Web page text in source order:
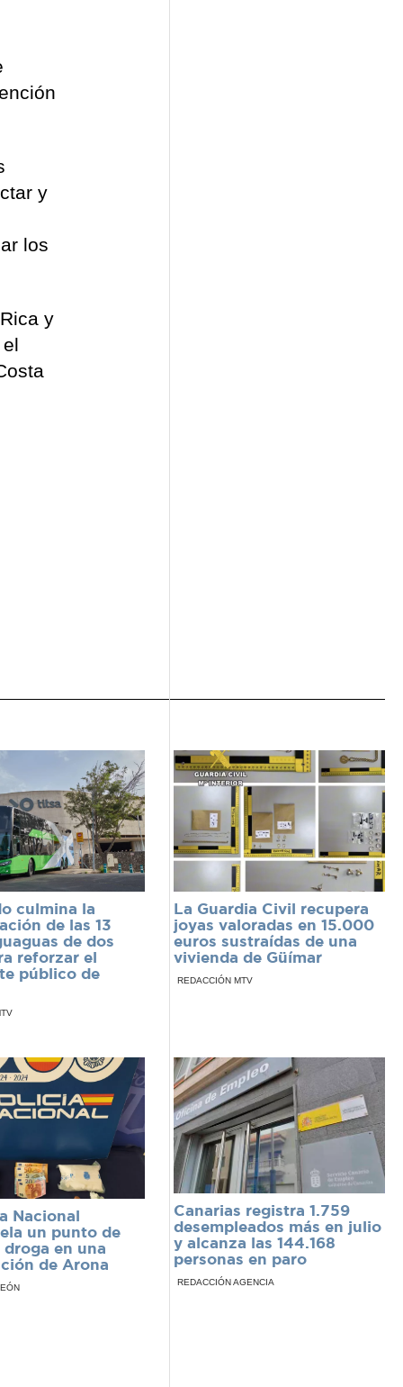
y
los
y
culmina la
de las 13
de dos
reforzar el
público de
La Guardia Civil recupera
joyas valoradas en 15.000
euros sustraídas de una
vivienda de Güímar
REDACCIÓN MTV
Nacional
un punto de
en una
de Arona
Canarias registra 1.759
desempleados más en julio
y alcanza las 144.168
personas en paro
REDACCIÓN AGENCIA